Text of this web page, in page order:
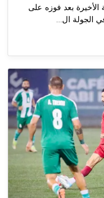
بعد فوزه على